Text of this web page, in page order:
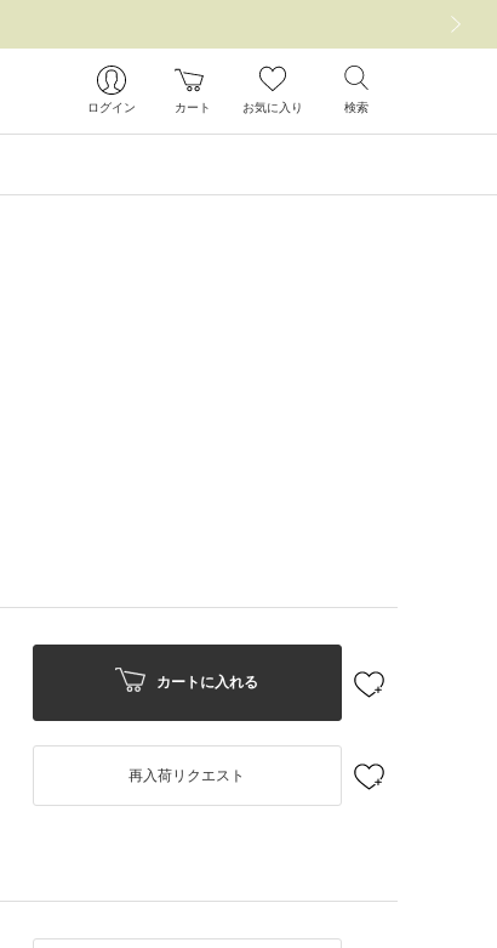
ログイン カート お気に入り 検索
カートに入れる
再入荷リクエスト